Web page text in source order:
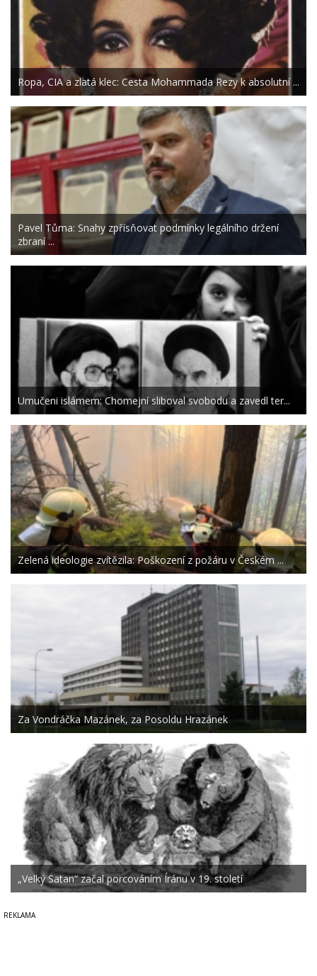
Ropa, CIA a zlatá klec: Cesta Mohammada Rezy k absolutní ...
Pavel Tůma: Snahy zpřísňovat podmínky legálního držení
zbraní ...
Umučeni islámem: Chomejní sliboval svobodu a zavedl ter...
Zelená ideologie zvítězila: Poškození z požáru v Českém ...
Za Vondráčka Mazánek, za Posoldu Hrazánek
„Velký Satan“ začal porcováním Íránu v 19. století